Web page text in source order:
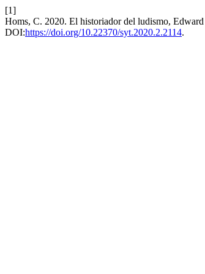
[1]
Homs, C. 2020. El historiador del ludismo,
DOI:https://doi.org/10.22370/syt.2020.2.2114.